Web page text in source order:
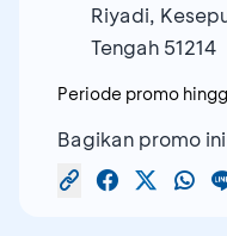
Riyadi,
Tengah 51214
Periode promo
Bagikan promo ini